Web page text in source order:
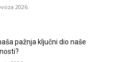
2026.
pažnja ključni dio naše